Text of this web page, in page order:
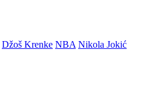
Džoš Krenke NBA Nikola Jokić